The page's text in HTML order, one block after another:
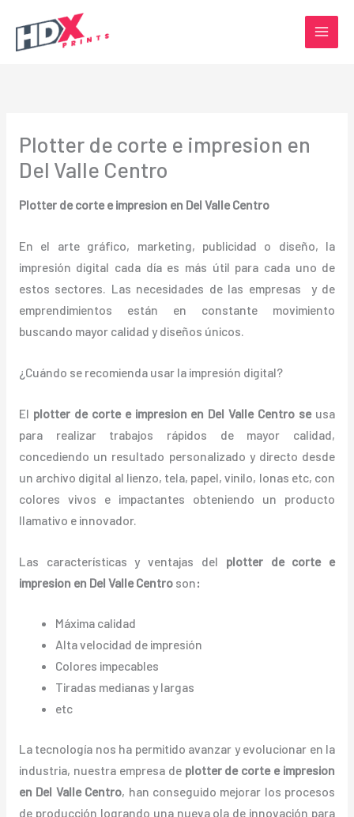
contenido
Plotter de corte e impresion en
Del Valle Centro
Plotter de corte e impresion en Del Valle Centro
En el arte gráfico, marketing, publicidad o diseño, la
impresión digital cada día es más útil para cada uno de
estos sectores. Las necesidades de las empresas y de
emprendimientos están en constante movimiento
buscando mayor calidad y diseños únicos.
¿Cuándo se recomienda usar la impresión digital?
El plotter de corte e impresion en Del Valle Centro seusa
para realizar trabajos rápidos de mayor calidad,
concediendo un resultado personalizado y directo desde
un archivo digital al lienzo, tela, papel, vinilo, lonas etc, con
colores vivos e impactantes obteniendo un producto
llamativo e innovador.
Las características y ventajas del plotter de corte e
impresion en Del Valle Centro son:
Máxima calidad
Alta velocidad de impresión
Colores impecables
Tiradas medianas y largas
etc
La tecnología nos ha permitido avanzar y evolucionar en la
industria, nuestra empresa de plotter de corte e impresion
en Del Valle Centro, han conseguido mejorar los procesos
de producción logrando una nueva ola de innovación para